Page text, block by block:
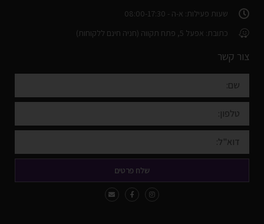
שעות פעילות: א-ה - 08:00-17:30
כתובת: אפעל 5, פתח תקווה (חניה חינם ללקוחות)
צור קשר
שלח פרטים